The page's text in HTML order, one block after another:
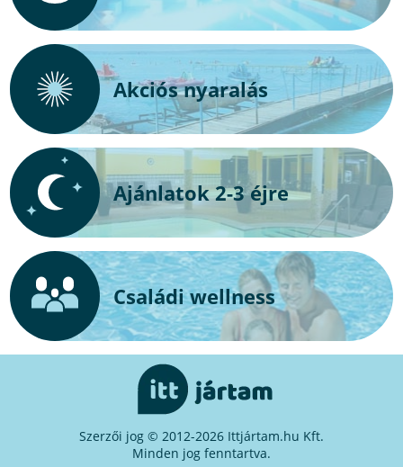
Akciós nyaralás
Ajánlatok 2-3 éjre
Családi wellness
Szerzői jog © 2012-2026 Ittjártam.hu Kft.
Minden jog fenntartva.